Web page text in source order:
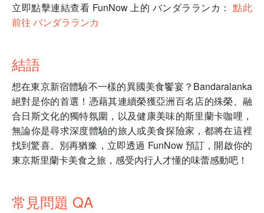
立即點擊連結查看 FunNow 上的 バンダラランカ：點此
前往 バンダラランカ
結語
想在東京新宿體驗不一樣的異國美食饗宴？Bandaralanka
絕對是你的首選！憑藉其連續榮獲亞洲百名店的殊榮、融
合日斯文化的獨特氛圍，以及健康美味的斯里蘭卡咖哩，
無論你是尋求深度體驗的旅人或美食探險家，都將在這裡
找到驚喜。別再猶豫，立即透過 FunNow 預訂，開啟你的
東京斯里蘭卡美食之旅，感受內行人才懂的味蕾感動吧！
常見問題 QA